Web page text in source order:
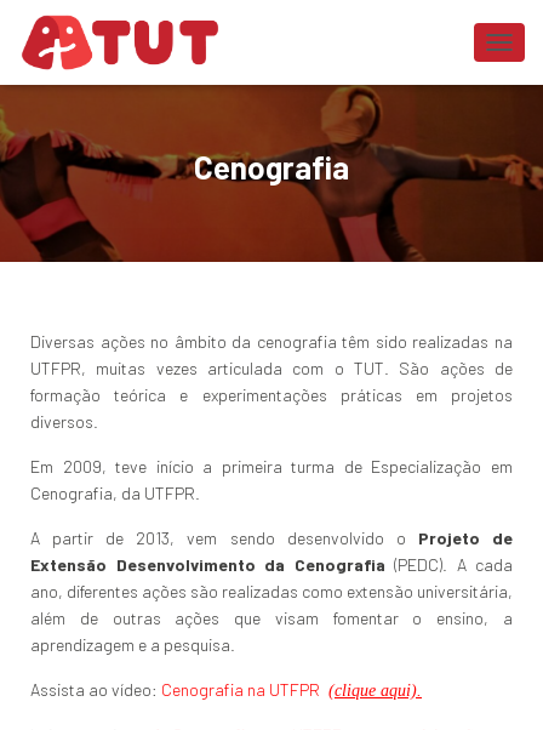
Cenografia
Diversas ações no âmbito da cenografia têm sido realizadas na
UTFPR, muitas vezes articulada com o TUT. São ações de
formação teórica e experimentações práticas em projetos
diversos.
Em 2009, teve início a primeira turma de Especialização em
Cenografia, da UTFPR.
A partir de 2013, vem sendo desenvolvido o Projeto de
Extensão Desenvolvimento da Cenografia (PEDC). A cada
ano, diferentes ações são realizadas como extensão universitária,
além de outras ações que visam fomentar o ensino, a
aprendizagem e a pesquisa.
Assista ao vídeo: Cenografia na UTFPR (clique aqui).